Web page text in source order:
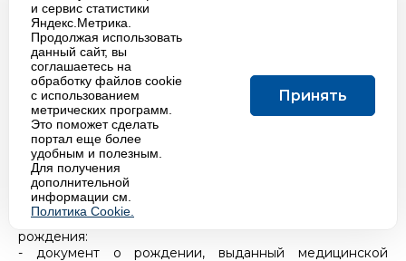
заявить о рождении ребенка, заявление о рождении
ребенка может быть сделано родственником одного
из родителей или иным уполномоченным родителями
(одним из родителей) лицом либо должностным лицом
медицинской организации или должностным лицом
иной организации, в которой находилась мать во время
родов или находится ребенок.
Заявление о рождении ребенка, достигшего
совершеннолетия, представляется самим
совершеннолетним ребенком.
Заявление о рождении ребенка должно быть сделано
не позднее чем через месяц со дня рождения ребенка;
2) один из следующих документов, являющихся
основанием для государственной регистрации
рождения:
- документ о рождении, выданный медицинской
и сервис статистики
Яндекс.Метрика.
Продолжая использовать
данный сайт, вы
соглашаетесь на
обработку файлов cookie
с использованием
метрических программ.
Это поможет сделать
портал еще более
удобным и полезным.
Для получения
дополнительной
информации см.
Политика Cookie.
Принять